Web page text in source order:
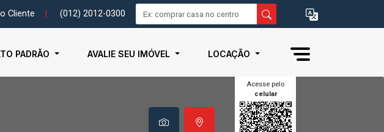
Cliente (012) 2012-0300
PADRÃO AVALIE SEU IMÓVEL LOCAÇÃO
Acesse pelo
celular